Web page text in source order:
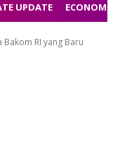
UPDATE
RI yang Baru